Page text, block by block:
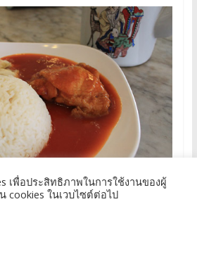
บบเบาๆ 150 บาท
เพื่อประสิทธิภาพในการใช้งานของผู้
cookies ในเวบไซต์ต่อไป